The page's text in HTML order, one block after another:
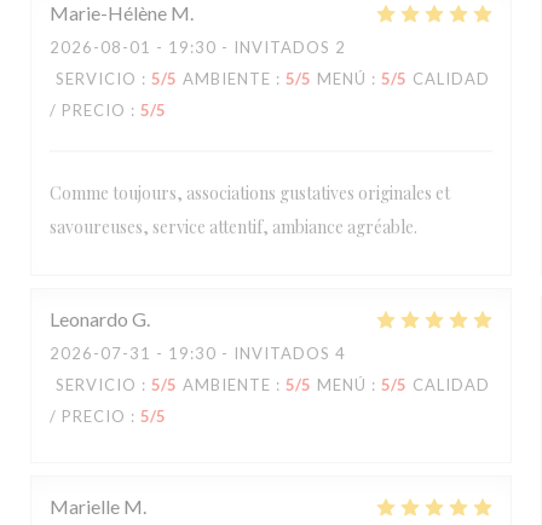
Marie-Hélène M
2026-08-01 - 19:30 - INVITADOS 2
SERVICIO : 5/5 AMBIENTE : 5/5 MENÚ : 5/5 CALIDAD
/ PRECIO : 5/5
Comme toujours, associations gustatives originales et
savoureuses, service attentif, ambiance agréable.
Leonardo G
2026-07-31 - 19:30 - INVITADOS 4
SERVICIO : 5/5 AMBIENTE : 5/5 MENÚ : 5/5 CALIDAD
/ PRECIO : 5/5
Marielle M